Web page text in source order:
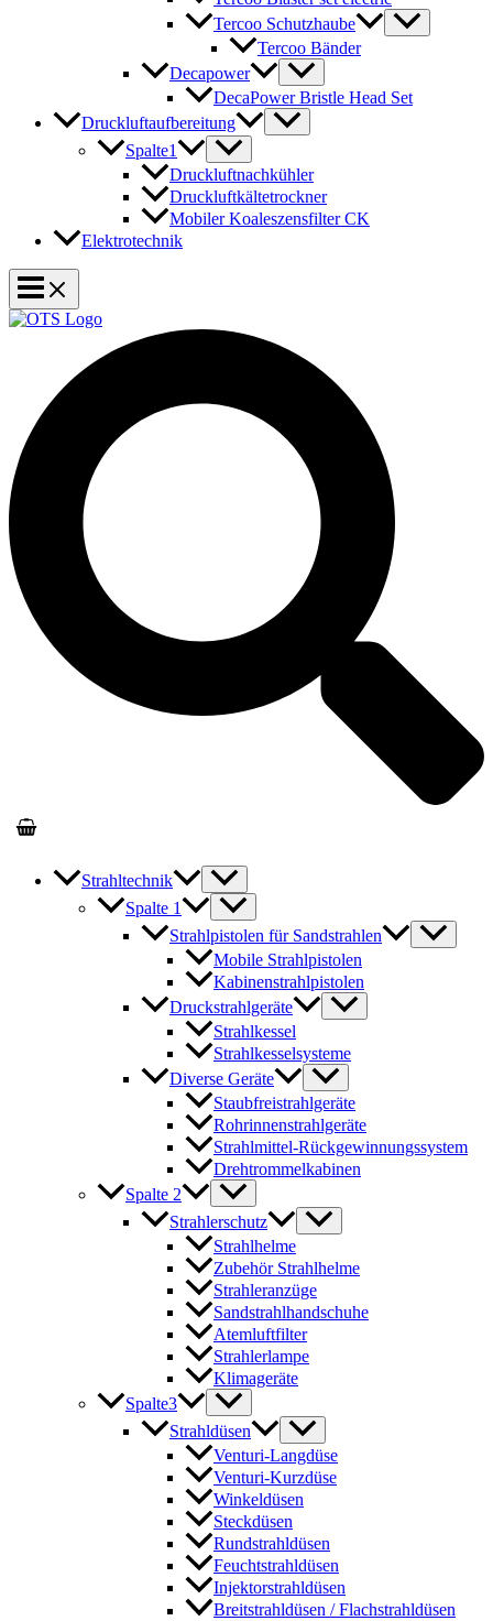
Tercoo Schutzhaube
Tercoo Bänder
Decapower
DecaPower Bristle Head Set
Druckluftaufbereitung
Spalte1
Druckluftnachkühler
Druckluftkältetrockner
Mobiler Koaleszensfilter CK
Elektrotechnik
Strahltechnik
Spalte 1
Strahlpistolen für Sandstrahlen
Mobile Strahlpistolen
Kabinenstrahlpistolen
Druckstrahlgeräte
Strahlkessel
Strahlkesselsysteme
Diverse Geräte
Staubfreistrahlgeräte
Rohrinnenstrahlgeräte
Strahlmittel-Rückgewinnungssystem
Drehtrommelkabinen
Spalte 2
Strahlerschutz
Strahlhelme
Zubehör Strahlhelme
Strahleranzüge
Sandstrahlhandschuhe
Atemluftfilter
Strahlerlampe
Klimageräte
Spalte3
Strahldüsen
Venturi-Langdüse
Venturi-Kurzdüse
Winkeldüsen
Steckdüsen
Rundstrahldüsen
Feuchtstrahldüsen
Injektorstrahldüsen
Breitstrahldüsen / Flachstrahldüsen